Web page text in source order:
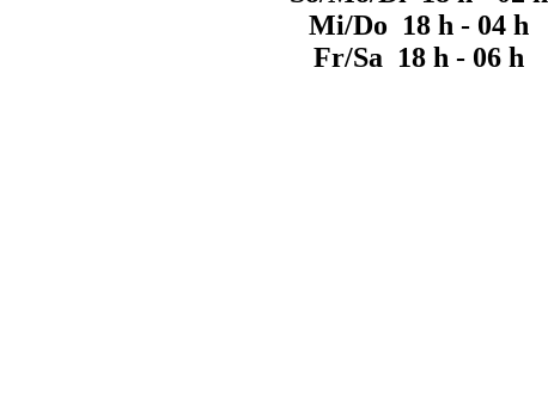
Mi/Do 18 h - 04 h
Fr/Sa 18 h - 06 h